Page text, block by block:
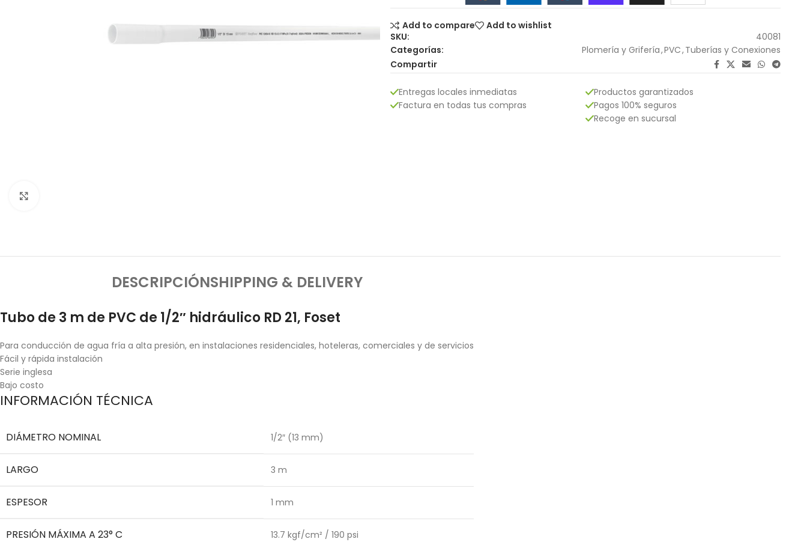
Add to compare
Add to wishlist
SKU:
40081
Categorías:
Plomería y Grifería,PVC,Tuberías y Conexiones
Compartir
Entregas locales inmediatas
Factura en todas tus compras
Productos garantizados
Pagos 100% seguros
Recoge en sucursal
DESCRIPCIÓNSHIPPING & DELIVERY
Tubo de 3 m de PVC de 1/2″ hidráulico RD 21, Foset
Para conducción de agua fría a alta presión, en instalaciones residenciales, hoteleras, comerciales y de servicios
Fácil y rápida instalación
Serie inglesa
Bajo costo
INFORMACIÓN TÉCNICA
DIÁMETRO NOMINAL 1/2″ (13 mm)
LARGO 3 m
ESPESOR 1 mm
PRESIÓN MÁXIMA A 23° C 13.7 kgf/cm² / 190 psi